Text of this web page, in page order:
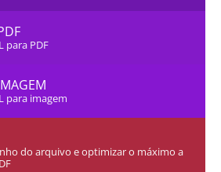
para PDF
para imagem
do arquivo e optimizar o máximo a